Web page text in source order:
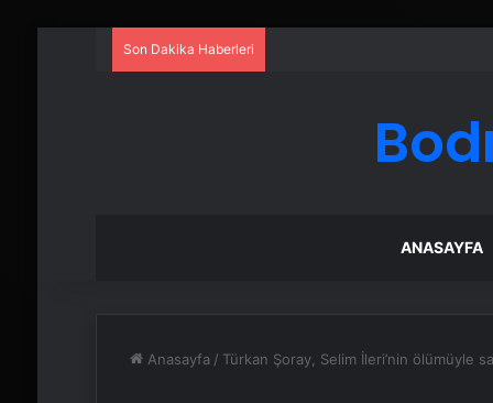
Son Dakika Haberleri
ANASAYFA
Anasayfa / Türkan Şoray, Selim İleri’nin ölümüyle